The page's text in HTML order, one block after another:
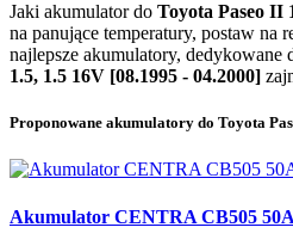
Jaki akumulator do Toyota Paseo II
na panujące temperatury, postaw
najlepsze akumulatory, dedykowane
1.5, 1.5 16V [08.1995 - 04.2000]
Proponowane akumulatory do Toyota
Akumulator CENTRA CB505